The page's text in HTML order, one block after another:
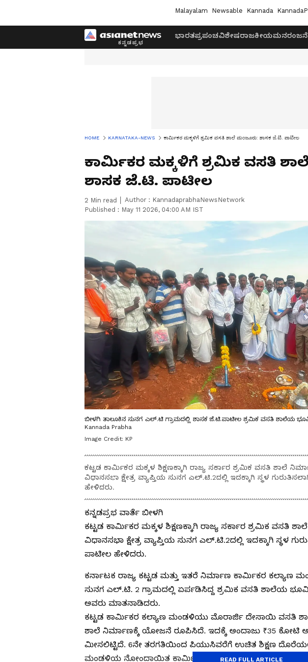
Malayalam Newsable Kannada
ಭಾರತಪ್ರಪಂಚವಿಶೇಷರಾಜಕೀಯಮನರಂಜನೆ
HOME KARNATAKA-NEWS ಕಾರ್ಮಿಕರ ಮಕ್ಕಳಿಗೆ ಶ್ರಮಿಕ ವಸತಿ ಶಾಲೆ ಮಂಜೂರು: ಶಾಸಕ ಜೆ.ಟಿ. ಪಾಟೀಲ
ಕಾರ್ಮಿಕರ ಮಕ್ಕಳಿಗೆ ಶ್ರಮಿಕ ವಸತಿ
ಶಾಸಕ ಜೆ.ಟಿ. ಪಾಟೀಲ
2 Min read Author : KannadaprabhaNewsNetwork
Published : May 11 2026, 04:00 AM IST
ಬೀಳಗಿ ತಾಲೂಕಿನ ಸುನಗ ಎಲ್.ಟಿ ಗ್ರಾಮದಲ್ಲಿ ಶಾಸಕ ಜೆ.ಟಿ.ಪಾಟೀಲ ಶ್ರಮಿಕ ವಸತಿ ಶಾಲೆಯ
Kannada Prabha
Image Credit: KP
ಕಟ್ಟಡ ಕಾರ್ಮಿಕರ ಮಕ್ಕಳ ಶಿಕ್ಷಣಕ್ಕಾಗಿ ರಾಜ್ಯ ಸರ್ಕಾರ ಶ್ರಮಿಕ ವಸತಿ ಶಾಲೆ
ವಿಧಾನಸಭಾ ಕ್ಷೇತ್ರ ವ್ಯಾಪ್ತಿಯ ಸುನಗ ಎಲ್.ಟಿ.2ದಲ್ಲಿ ಇದಕ್ಕಾಗಿ ಸ್ಥಳ
ಹೇಳಿದರು.
ಕನ್ನಡಪ್ರಭ ವಾರ್ತೆ ಬೀಳಗಿ
ಕಟ್ಟಡ ಕಾರ್ಮಿಕರ ಮಕ್ಕಳ ಶಿಕ್ಷಣಕ್ಕಾಗಿ ರಾಜ್ಯ ಸರ್ಕಾರ ಶ್ರಮಿಕ ವಸತಿ
ವಿಧಾನಸಭಾ ಕ್ಷೇತ್ರ ವ್ಯಾಪ್ತಿಯ ಸುನಗ ಎಲ್.ಟಿ.2ದಲ್ಲಿ ಇದಕ್ಕಾಗಿ ಸ್ಥಳ
ಪಾಟೀಲ ಹೇಳಿದರು.
ಕರ್ನಾಟಕ ರಾಜ್ಯ ಕಟ್ಟಡ ಮತ್ತು ಇತರೆ ನಿರ್ಮಾಣ ಕಾರ್ಮಿಕರ ಕಲ್ಯಾಣ
ಸುನಗ ಎಲ್.ಟಿ. 2 ಗ್ರಾಮದಲ್ಲಿ ಏರ್ಪಡಿಸಿದ್ದ ಶ್ರಮಿಕ ವಸತಿ ಶಾಲೆಯ
ಅವರು ಮಾತನಾಡಿದರು.
ಕಟ್ಟಡ ಕಾರ್ಮಿಕರ ಕಲ್ಯಾಣ ಮಂಡಳಿಯು ಮೊರಾರ್ಜಿ ದೇಸಾಯಿ ವಸತಿ
ಶಾಲೆ ನಿರ್ಮಾಣಕ್ಕೆ ಯೋಜನೆ ರೂಪಿಸಿದೆ. ಇದಕ್ಕೆ ಅಂದಾಜು ₹35 ಕೋಟಿ
ಮೀಸಲಿಟ್ಟಿದೆ. 6ನೇ ತರಗತಿಯಿಂದ ಪಿಯುಸಿವರೆಗೆ ಉಚಿತ ಶಿಕ್ಷಣ
ಮಂಡಳಿಯ ನೋಂದಾಯಿತ ಕಾರ್ಮಿಕರ ಮಕ್ಕಳಿಗೆ ಮಾತ್ರ ಈ ಸೌಲಭ್ಯ
READ FULL ARTICLE